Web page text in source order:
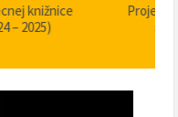
Projekt Dom smútku
stavebné úpravy